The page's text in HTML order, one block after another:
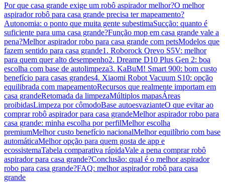
Por que casa grande exige um robô aspirador melhor?O melhor
aspirador robô para casa grande precisa ter mapeamento?
Autonomia: o ponto que muita gente subestimaSucção: quanto é
suficiente para uma casa grande?Função mop em casa grande vale a
pena?Melhor aspirador robo para casa grande com petsModelos que
fazem sentido para casa grande1. Roborock Qrevo S5V: melhor
para quem quer alto desempenho2. Dreame D10 Plus Gen 2: boa
escolha com base de autolimpeza3. KaBuM! Smart 900: bom custo
benefício para casas grandes4. Xiaomi Robot Vacuum S10: opção
equilibrada com mapeamentoRecursos que realmente importam em
casa grandeRetomada da limpezaMúltiplos mapasÁreas
proibidasLimpeza por cômodoBase autoesvazianteO que evitar ao
comprar robô aspirador para casa grandeMelhor aspirador robo para
casa grande: minha escolha por perfilMelhor escolha
premiumMelhor custo benefício nacionalMelhor equilíbrio com base
automáticaMelhor opção para quem gosta de app e
ecossistemaTabela comparativa rápidaVale a pena comprar robô
aspirador para casa grande?Conclusão: qual é o melhor aspirador
robo para casa grande?FAQ: melhor aspirador robô para casa
grande